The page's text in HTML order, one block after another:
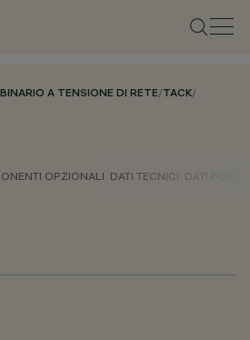
A TENSIONE DI RETE/TACK/
OPZIONALI DATI TECNICI DATI